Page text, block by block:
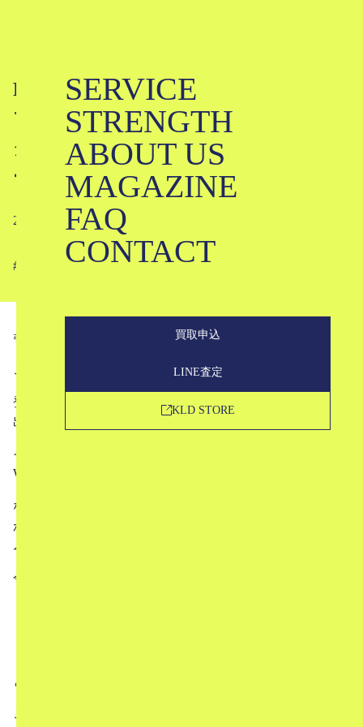
SERVICE
STRENGTH
ABOUT US
MAGAZINE
FAQ
CONTACT
買取申込
LINE査定
KLD STORE
RawLow Mountain Worksってどんな
ブランド？定番バッグとおすすめア
クセサリー｜ロウロウマウンテンワ
ークス
2022-05-13
# #
引用
こんにちは。ブランド古着のKLDです。
登山や野外でのアクティビティなど、自然の多いところに
出かけたくなる季節がやってきましたね。
そこでぜひおすすめしたいブランド、「RawLow Mountain
Works（ロウロウマウンテンワークス）」。
なかなか手に入りづらい小規模のブランドではあります
が、こだわり抜いた造りと、どこか茶目っ気のあるアイテ
ム展開が魅力です。
今回は、
ということについて、お話していきたいと思います。
これからRawLow Mountain Worksのアイテムを買ってみた